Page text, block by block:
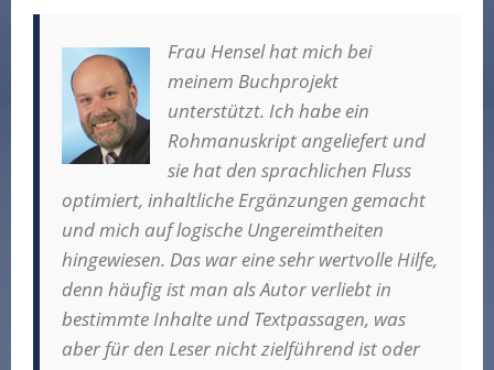
Frau Hensel hat mich bei
meinem Buchprojekt
unterstützt. Ich habe ein
Rohmanuskript angeliefert und
sie hat den sprachlichen Fluss
optimiert, inhaltliche Ergänzungen gemacht
und mich auf logische Ungereimtheiten
hingewiesen. Das war eine sehr wertvolle Hilfe,
denn häufig ist man als Autor verliebt in
bestimmte Inhalte und Textpassagen, was
aber für den Leser nicht zielführend ist oder